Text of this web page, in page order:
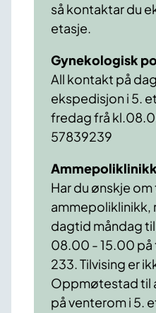
så kontaktar du
etasje.
Gynekologisk
All kontakt på
ekspedisjon i 5.
fredag frå
57839239
Har du ønskje
dagtid måndag
08.00 - 15.00 på
233. Tilvising er
Oppmøtestad til
på venterom i 5.